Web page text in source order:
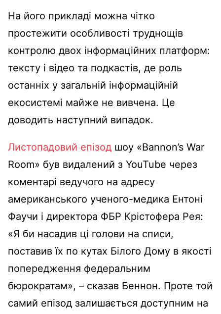
На його прикладі можна чітко
простежити особливості труднощів
контролю двох інформаційних платформ:
тексту і відео та подкастів, де роль
останніх у загальній інформаційній
екосистемі майже не вивчена. Це
доводить наступний випадок.
Листопадовий епізод шоу «Bannon’s War
Room» був видалений з YouTube через
коментарі ведучого на адресу
американського ученого-медика Ентоні
Фаучи і директора ФБР Крістофера Рея:
«Я би насадив ці голови на списи,
поставив їх по кутах Білого Дому в якості
попередження федеральним
бюрократам», – сказав Беннон. Проте той
самий епізод залишається доступним на